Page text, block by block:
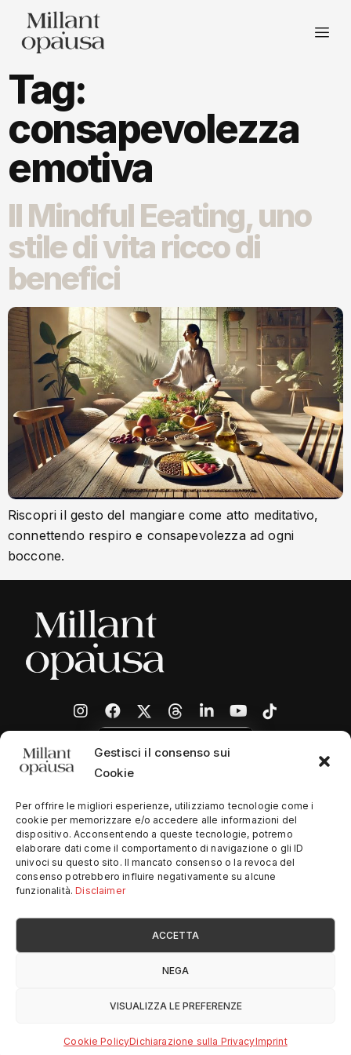
Gestisci il consenso sui
Cookie
Per offrire le migliori esperienze, utilizziamo tecnologie come i
cookie per memorizzare e/o accedere alle informazioni del
dispositivo. Acconsentendo a queste tecnologie, potremo
elaborare dati come il comportamento di navigazione o gli ID
univoci su questo sito. Il mancato consenso o la revoca del
consenso potrebbero influire negativamente su alcune
funzionalità.Disclaimer
ACCETTA
NEGA
VISUALIZZA LE PREFERENZE
Cookie PolicyDichiarazione sulla PrivacyImprint
Tag:
consapevolezza
emotiva
Il Mindful Eeating, uno
stile di vita ricco di
benefici
Riscopri il gesto del mangiare come atto meditativo,
connettendo respiro e consapevolezza ad ogni
boccone.
Home
Chi siamo
Privacy Policy